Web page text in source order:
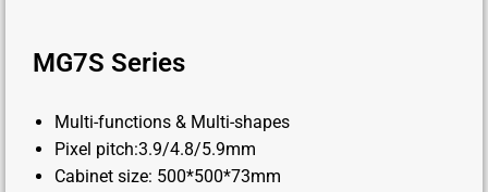
MG7S Series
Multi-functions & Multi-shapes
Pixel pitch:3.9/4.8/5.9mm
Cabinet size: 500*500*73mm